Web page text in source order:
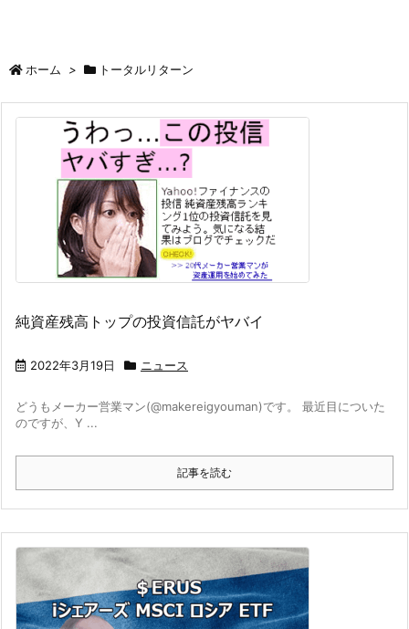
ホーム > トータルリターン
純資産残高トップの投資信託がヤバイ
2022年3月19日 ニュース
どうもメーカー営業マン(@makereigyouman)です。 最近目についた
のですが、Y ...
記事を読む